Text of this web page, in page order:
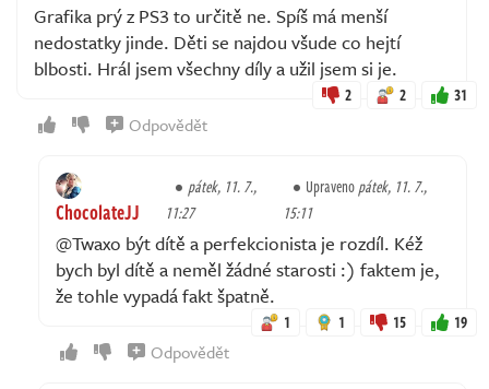
Grafika prý z PS3 to určitě ne. Spíš má menší
nedostatky jinde. Děti se najdou všude co hejtí
blbosti. Hrál jsem všechny díly a užil jsem si je.
2 2 31
Odpovědět
ChocolateJJ
pátek, 11. 7.,
11:27
Upravenopátek, 11. 7.,
15:11
@Twaxo být dítě a perfekcionista je rozdíl. Kéž
bych byl dítě a neměl žádné starosti :) faktem je,
že tohle vypadá fakt špatně.
1 1 15 19
Odpovědět